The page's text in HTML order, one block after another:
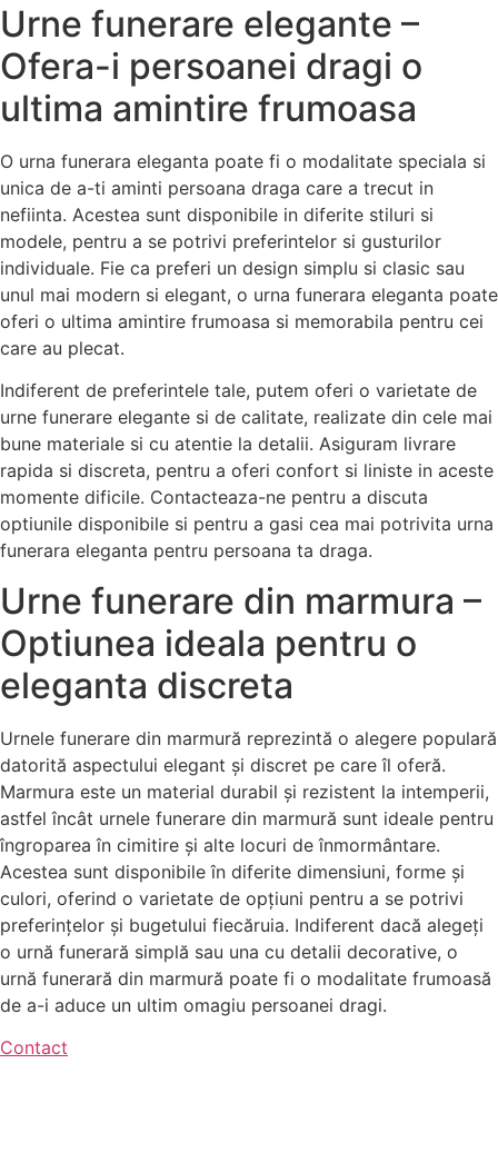
Urne funerare elegante –
Ofera-i persoanei dragi o
ultima amintire frumoasa
O urna funerara eleganta poate fi o modalitate speciala si
unica de a-ti aminti persoana draga care a trecut in
nefiinta. Acestea sunt disponibile in diferite stiluri si
modele, pentru a se potrivi preferintelor si gusturilor
individuale. Fie ca preferi un design simplu si clasic sau
unul mai modern si elegant, o urna funerara eleganta poate
oferi o ultima amintire frumoasa si memorabila pentru cei
care au plecat.
Indiferent de preferintele tale, putem oferi o varietate de
urne funerare elegante si de calitate, realizate din cele mai
bune materiale si cu atentie la detalii. Asiguram livrare
rapida si discreta, pentru a oferi confort si liniste in aceste
momente dificile. Contacteaza-ne pentru a discuta
optiunile disponibile si pentru a gasi cea mai potrivita urna
funerara eleganta pentru persoana ta draga.
Urne funerare din marmura –
Optiunea ideala pentru o
eleganta discreta
Urnele funerare din marmură reprezintă o alegere populară
datorită aspectului elegant și discret pe care îl oferă.
Marmura este un material durabil și rezistent la intemperii,
astfel încât urnele funerare din marmură sunt ideale pentru
îngroparea în cimitire și alte locuri de înmormântare.
Acestea sunt disponibile în diferite dimensiuni, forme și
culori, oferind o varietate de opțiuni pentru a se potrivi
preferințelor și bugetului fiecăruia. Indiferent dacă alegeți
o urnă funerară simplă sau una cu detalii decorative, o
urnă funerară din marmură poate fi o modalitate frumoasă
de a-i aduce un ultim omagiu persoanei dragi.
Contact